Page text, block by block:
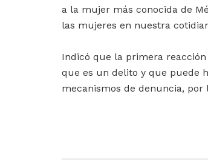
a la mujer más conocida de
las mujeres en nuestra
Indicó que la primera
que es un delito y que puede
mecanismos de denuncia, por